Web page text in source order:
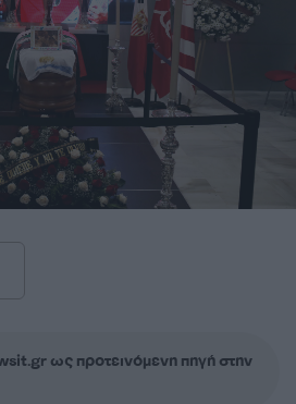
ως προτεινόμενη πηγή στην